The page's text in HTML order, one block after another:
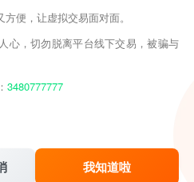
便，让虚拟交易面对面。
心，切勿脱离平台线下交易，被骗与
3480777777
我知道啦